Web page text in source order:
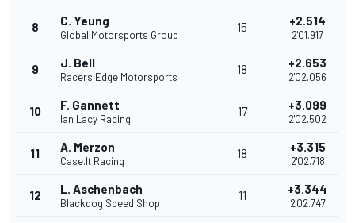
8 C. Yeung
Global Motorsports Group
15 +2.514
2'01.917
9 J. Bell
Racers Edge Motorsports
18 +2.653
2'02.056
10 F. Gannett
Ian Lacy Racing
17 +3.099
2'02.502
11 A. Merzon
Case.It Racing
18 +3.315
2'02.718
12 L. Aschenbach
Blackdog Speed Shop
11 +3.344
2'02.747